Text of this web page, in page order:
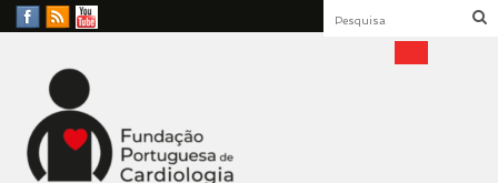
Facebook
RSS
YouTube
Fundação Portuguesa
Cardiologia